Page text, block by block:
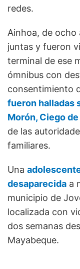
redes.
Ainhoa, de ocho
juntas y fueron
terminal de ese
ómnibus con
consentimiento
fueron halladas
Morón, Ciego
de las
familiares.
Una
desaparecida a
municipio de
localizada con
dos semanas
Mayabeque.